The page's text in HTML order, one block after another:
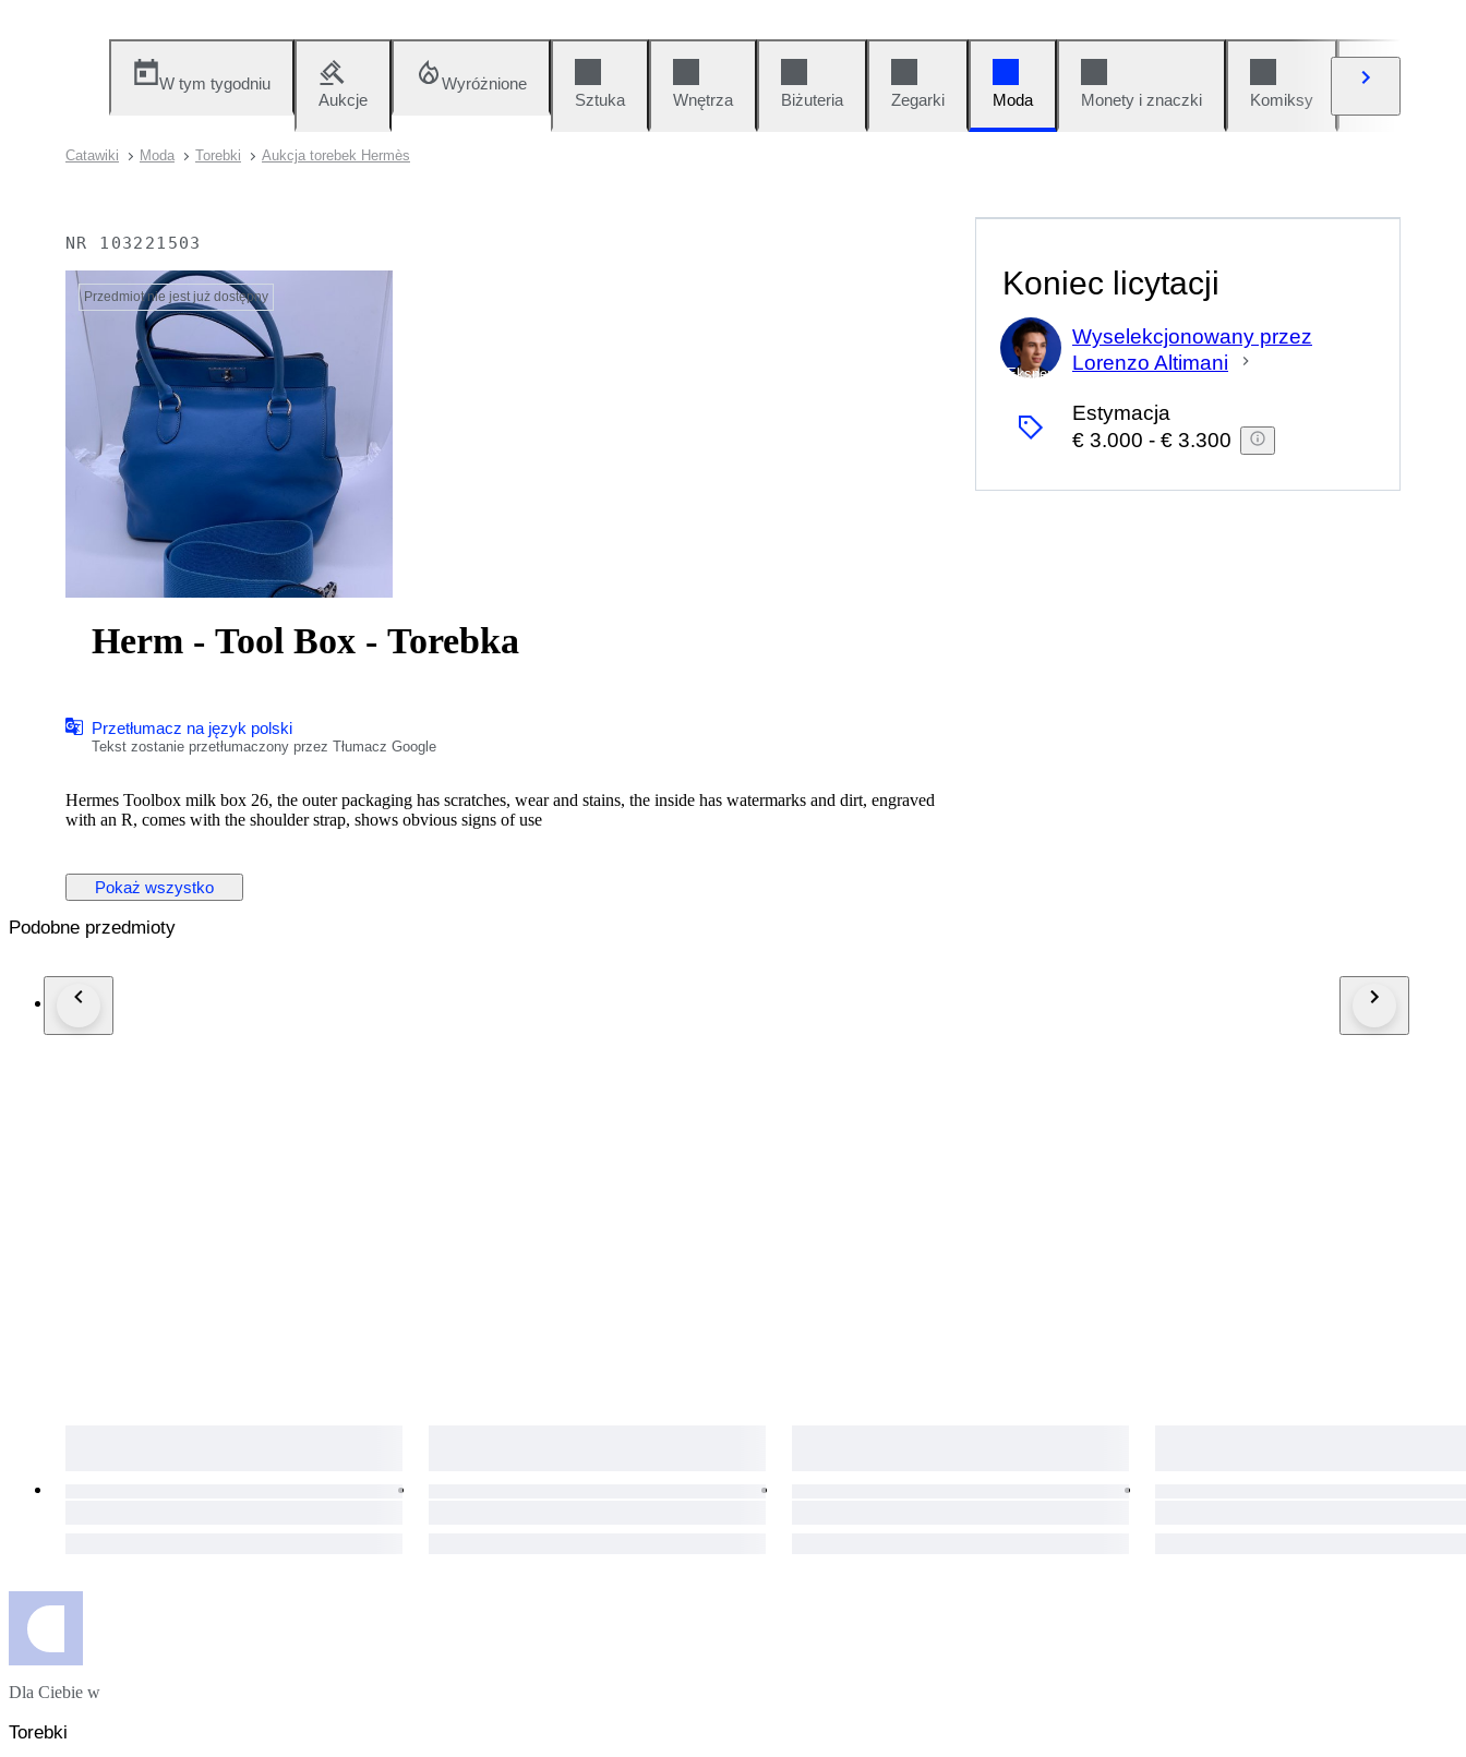
W tym tygodniu
Aukcje
Wyróżnione
Sztuka
Wnętrza Biżuteria Zegarki Moda Monety i znaczki Komiksy
Catawiki Moda Torebki Aukcja torebek Hermès
NR 103221503
Przedmiot nie jest już dostępny
Herm - Tool Box - Torebka
Przetłumacz na język polski
Tekst zostanie przetłumaczony przez Tłumacz Google
Hermes Toolbox milk box 26, the outer packaging has scratches, wear and stains, the inside has watermarks and dirt, engraved
with an R, comes with the shoulder strap, shows obvious signs of use
Pokaż wszystko
Koniec licytacji
Ekspert
Wyselekcjonowany przez
Lorenzo Altimani
Estymacja
€ 3.000 - € 3.300
Podobne przedmioty
Dla Ciebie w
Torebki